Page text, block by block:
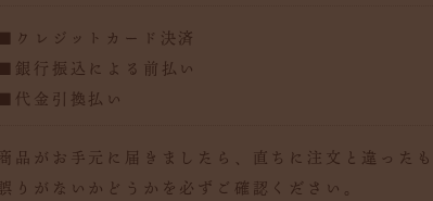
■クレジットカード決済
■銀行振込による前払い
■代金引換払い
商品がお手元に届きましたら、直ちに注文と違った
りがないかどうかを必ずご確認ください。